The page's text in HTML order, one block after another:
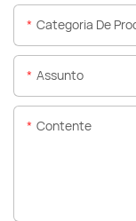
Categoria De
Assunto
Contente